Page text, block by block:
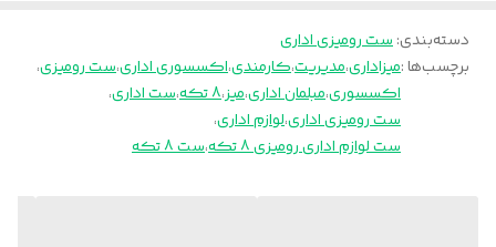
دسته‌بندی:ست رومیزی اداری
برچسب‌ها :میزاداری،مدیریت،کارمندی،اکسسوری اداری،ست رومیزی،
اکسسوری،مبلمان اداری،میز،8 تکه ،ست اداری،
ست رومیزی اداری،لوازم اداری،
ست لوازم اداری رومیزی 8 تکه
،ست 8 تکه